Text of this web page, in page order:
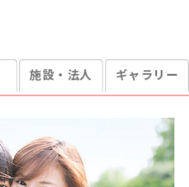
施設・法人 ギャラリー